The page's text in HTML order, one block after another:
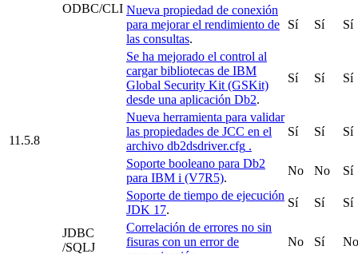
11.5.8
ODBC/CLI Nueva propiedad de conexión
para mejorar el rendimiento de
las consultas.
Sí Sí Sí
Se ha mejorado el control al
cargar bibliotecas de IBM
Global Security Kit (GSKit)
desde una aplicación Db2.
Sí Sí Sí
JDBC
/SQLJ
Nueva herramienta para validar
las propiedades de JCC en el
archivo db2dsdriver.cfg .
Sí Sí Sí
Soporte booleano para Db2
para IBM i (V7R5).
No No
Sí
Soporte de tiempo de ejecución
JDK 17.
Sí Sí
Sí
Correlación de errores no sin
fisuras con un error de
No Sí No